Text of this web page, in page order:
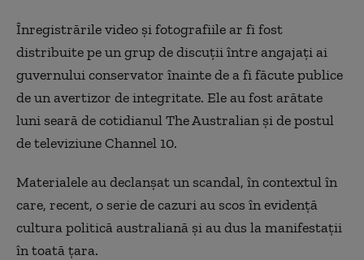
Înregistrările video şi fotografiile ar fi fost
distribuite pe un grup de discuţii între angajaţi ai
guvernului conservator înainte de a fi făcute publice
de un avertizor de integritate. Ele au fost arătate
luni seară de cotidianul The Australian şi de postul
de televiziune Channel 10.
Materialele au declanşat un scandal, în contextul în
care, recent, o serie de cazuri au scos în evidenţă
cultura politică australiană şi au dus la manifestaţii
în toată ţara.